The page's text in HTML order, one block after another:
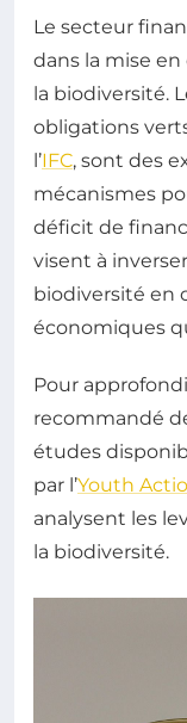
Le secteur
dans la mise
la biodiversité.
obligations
l’IFC, sont des
mécanismes
déficit de
visent à
biodiversité en
économiques
Pour
recommandé
études
par l’Youth
analysent les
la biodiversité.